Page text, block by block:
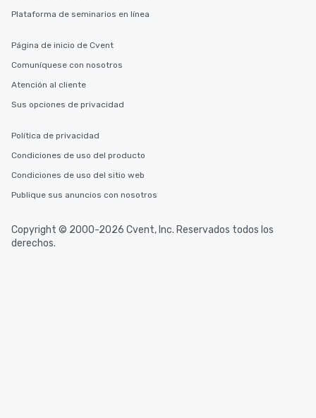
Plataforma de seminarios en línea
Página de inicio de Cvent
Comuníquese con nosotros
Atención al cliente
Sus opciones de privacidad
Política de privacidad
Condiciones de uso del producto
Condiciones de uso del sitio web
Publique sus anuncios con nosotros
Copyright © 2000-2026 Cvent, Inc. Reservados todos los
derechos.